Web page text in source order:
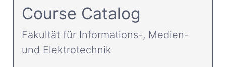
Course Catalog
Fakultät für Informations-, Medien-
und Elektrotechnik